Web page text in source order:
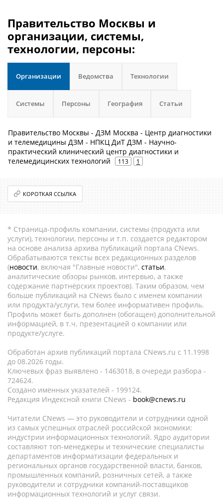
Правительство Москвы и
организации, системы,
технологии, персоны:
Организации Ведомства Технологии
Системы Персоны География Статьи
Правительство Москвы - ДЗМ Москва - Центр диагностики
и телемедицины ДЗМ - НПКЦ ДиТ ДЗМ - Научно-
практический клинический центр диагностики и
телемедицинских технологий
113 1
КОРОТКАЯ ССЫЛКА
* Страница-профиль компании, системы (продукта или
услуги), технологии, персоны и т.п. создается редактором
на основе анализа архива публикаций портала CNews.
Обрабатываются тексты всех редакционных разделов
(новости, включая "Главные новости", статьи,
аналитические обзоры рынков, интервью, а также
содержание партнёрских проектов). Таким образом, чем
больше публикаций на CNews было с именем компании
или продукта/услуги, тем более информативен профиль.
Профиль может быть дополнен (обогащен) дополнительной
информацией, в т.ч. презентацией о компании или
продукте/услуге.
Обработан архив публикаций портала CNews.ru c 11.1998
до 08.2026 годы.
Ключевых фраз выявлено - 1463018, в очереди разбора -
724624.
Создано именных указателей - 199124.
Редакция Индексной книги CNews - book@cnews.ru
Читатели CNews — это руководители и сотрудники одной
из самых успешных отраслей российской экономики:
индустрии информационных технологий. Ядро аудитории
составляют топ-менеджеры и технические специалисты
департаментов информатизации федеральных и
региональных органов государственной власти, банков,
промышленных компаний, розничных сетей, а также
руководители и сотрудники компаний-поставщиков
информационных технологий и услуг связи.